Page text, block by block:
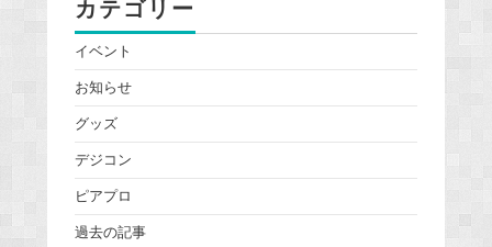
カテゴリー
イベント
お知らせ
グッズ
デジコン
ピアプロ
過去の記事